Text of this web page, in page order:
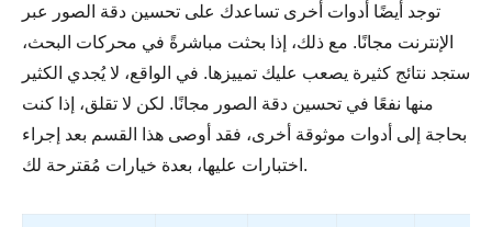
توجد أيضًا أدوات أخرى تساعدك على تحسين دقة الصور عبر
الإنترنت مجانًا. مع ذلك، إذا بحثت مباشرةً في محركات البحث،
ستجد نتائج كثيرة يصعب عليك تمييزها. في الواقع، لا يُجدي الكثير
منها نفعًا في تحسين دقة الصور مجانًا. لكن لا تقلق، إذا كنت
بحاجة إلى أدوات موثوقة أخرى، فقد أوصى هذا القسم بعد إجراء
اختبارات عليها، بعدة خيارات مُقترحة لك.